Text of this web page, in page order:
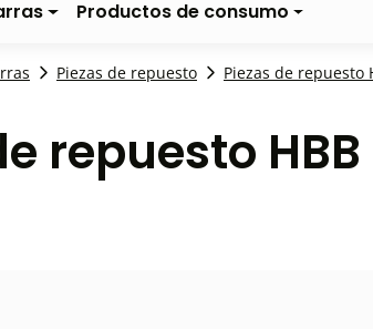
Productos de consumo
Piezas de repuesto Piezas de repuesto
repuesto